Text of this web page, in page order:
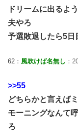
ドリームに出るよ
夫やろ
予選敗退したら5日
62： 風吹けば名無し ：
>>55
どちらかと言えば
モーニングなんて
ろ